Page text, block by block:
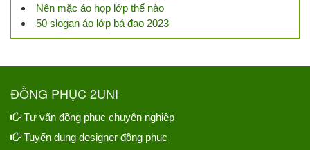
Nên mặc áo họp lớp thế nào
50 slogan áo lớp bá đạo 2023
ĐỒNG PHỤC 2UNI
Tư vấn đồng phục chuyên nghiệp
Tuyển dụng designer đồng phục